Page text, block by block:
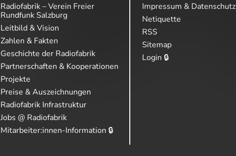
Radiofabrik – Verein Freier
Rundfunk Salzburg
Leitbild & Vision
Zahlen & Fakten
Geschichte der Radiofabrik
Partnerschaften & Kooperationen
Projekte
Preise & Auszeichnungen
Radiofabrik Infrastruktur
Jobs @ Radiofabrik
Mitarbeiter:innen-Information 🔒
Impressum & Datenschutz
Netiquette
RSS
Sitemap
Login 🔒